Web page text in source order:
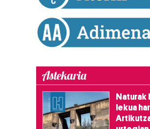
Astekaria
Naturak
lekua